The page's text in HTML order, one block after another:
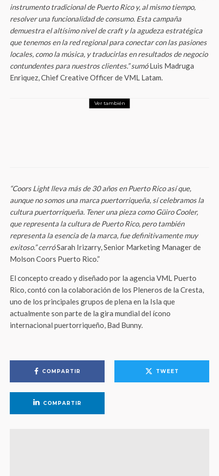
instrumento tradicional de Puerto Rico y, al mismo tiempo,
resolver una funcionalidad de consumo. Esta campaña
demuestra el altísimo nivel de craft y la agudeza estratégica
que tenemos en la red regional para conectar con las pasiones
locales, como la música, y traducirlas en resultados de negocio
contundentes para nuestros clientes.” sumóLuis Madruga
Enriquez, Chief Creative Officer de VML Latam.
Ver también
“Coors Light lleva más de 30 años en Puerto Rico así que,
aunque no somos una marca puertorriqueña, sí celebramos la
cultura puertorriqueña. Tener una pieza como Güiro Cooler,
que representa la cultura de Puerto Rico, pero también
representa la esencia de la marca, fue definitivamente muy
exitoso.” cerróSarah Irizarry, Senior Marketing Manager de
Molson Coors Puerto Rico.”
El concepto creado y diseñado por la agencia VML Puerto
Rico, contó con la colaboración de los Pleneros de la Cresta,
uno de los principales grupos de plena en la Isla que
actualmente son parte de la gira mundial del ícono
internacional puertorriqueño, Bad Bunny.
COMPARTIR TWEET
COMPARTIR